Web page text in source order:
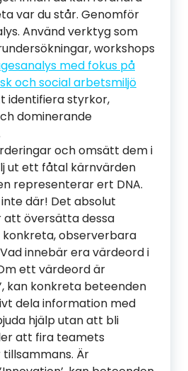
var du står. Genomför
Använd verktyg som
workshops
med fokus på
och social arbetsmiljö
identifiera styrkor,
dominerande
och omsätt dem i
ut ett fåtal kärnvärden
representerar ert DNA.
där! Det absolut
att översätta dessa
observerbara
innebär era värdeord i
ett värdeord är
kan konkreta beteenden
dela information med
hjälp utan att bli
att fira teamets
Är